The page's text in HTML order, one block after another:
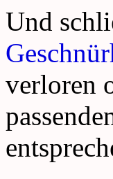
Und
verloren